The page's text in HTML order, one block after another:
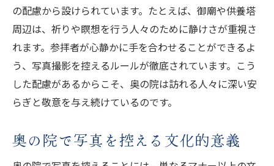
の配慮から設けられています。たとえば、御廟や供養塔
周辺は、祈りや瞑想を行う人々のために静けさが重視さ
れます。参拝者が心静かに手を合わせることができるよ
う、写真撮影を控えるルールが徹底されています。こう
した配慮があるからこそ、奥の院は訪れる人々に深い安
らぎと敬意を与え続けているのです。
奥の院で写真を控える文化的意義